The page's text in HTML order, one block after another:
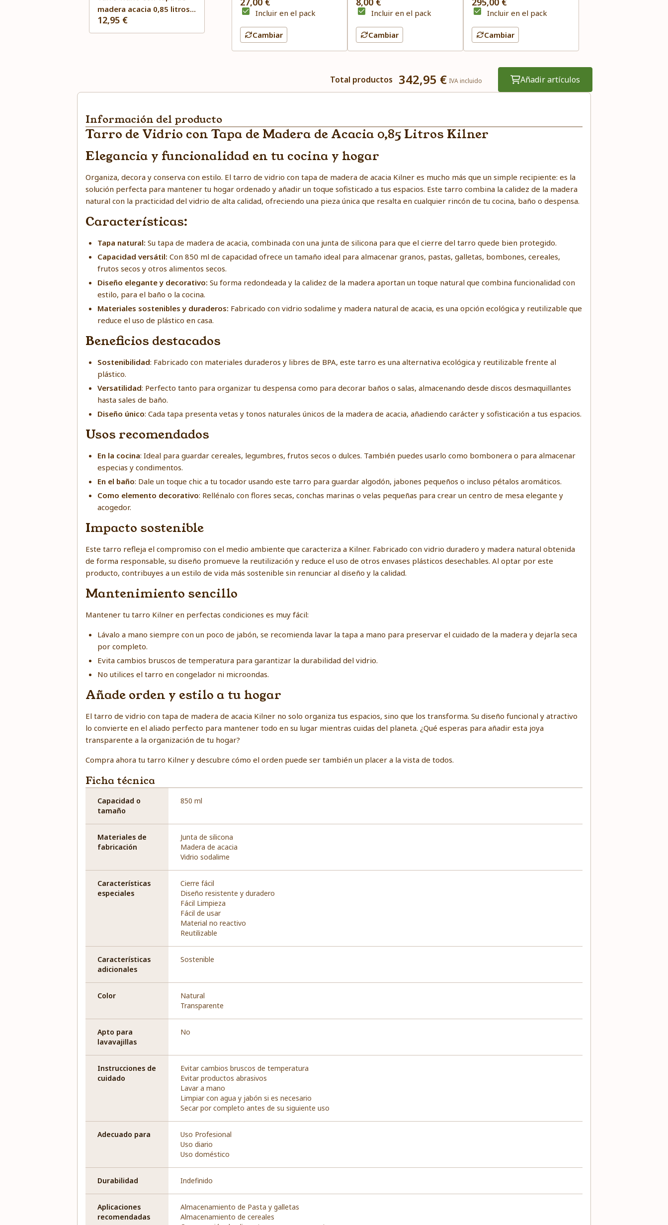
madera acacia 0,85 litros
Kilner
12,95 €
Incluir en el pack
Cambiar
Incluir en el pack
Cambiar
Incluir en el pack
Cambiar
Total productos 342,95 € IVA incluido Añadir artículos
Información del producto
Tarro de Vidrio con Tapa de Madera de Acacia 0,85 Litros Kilner
Elegancia y funcionalidad en tu cocina y hogar
Organiza, decora y conserva con estilo. El tarro de vidrio con tapa de madera de acacia Kilner es mucho más que un simple recipiente: es la
solución perfecta para mantener tu hogar ordenado y añadir un toque sofisticado a tus espacios. Este tarro combina la calidez de la madera
natural con la practicidad del vidrio de alta calidad, ofreciendo una pieza única que resalta en cualquier rincón de tu cocina, baño o despensa.
Características:
Tapa natural:Su tapa de madera de acacia, combinada con una junta de silicona para que el cierre del tarro quede bien protegido.
Capacidad versátil: Con 850 ml de capacidad ofrece un tamaño ideal para almacenar granos, pastas, galletas, bombones, cereales,
frutos secos y otros alimentos secos.
Diseño elegante y decorativo:Su forma redondeada y la calidez de la madera aportan un toque natural que combina funcionalidad con
estilo, para el baño o la cocina.
Materiales sostenibles y duraderos: Fabricado con vidrio sodalime y madera natural de acacia, es una opción ecológica y reutilizable que
reduce el uso de plástico en casa.
Beneficios destacados
Sostenibilidad: Fabricado con materiales duraderos y libres de BPA, este tarro es una alternativa ecológica y reutilizable frente al
plástico.
Versatilidad: Perfecto tanto para organizar tu despensa como para decorar baños o salas, almacenando desde discos desmaquillantes
hasta sales de baño.
Diseño único: Cada tapa presenta vetas y tonos naturales únicos de la madera de acacia, añadiendo carácter y sofisticación a tus espacios.
Usos recomendados
En la cocina: Ideal para guardar cereales, legumbres, frutos secos o dulces. También puedes usarlo como bombonera o para almacenar
especias y condimentos.
En el baño: Dale un toque chic a tu tocador usando este tarro para guardar algodón, jabones pequeños o incluso pétalos aromáticos.
Como elemento decorativo: Rellénalo con flores secas, conchas marinas o velas pequeñas para crear un centro de mesa elegante y
acogedor.
Impacto sostenible
Este tarro refleja el compromiso con el medio ambiente que caracteriza a Kilner. Fabricado con vidrio duradero y madera natural obtenida
de forma responsable, su diseño promueve la reutilización y reduce el uso de otros envases plásticos desechables. Al optar por este
producto, contribuyes a un estilo de vida más sostenible sin renunciar al diseño y la calidad.
Mantenimiento sencillo
Mantener tu tarro Kilner en perfectas condiciones es muy fácil:
Lávalo a mano siempre con un poco de jabón, se recomienda lavar la tapa a mano para preservar el cuidado de la madera y dejarla seca
por completo.
Evita cambios bruscos de temperatura para garantizar la durabilidad del vidrio.
No utilices el tarro en congelador ni microondas.
Añade orden y estilo a tu hogar
El tarro de vidrio con tapa de madera de acacia Kilner no solo organiza tus espacios, sino que los transforma. Su diseño funcional y atractivo
lo convierte en el aliado perfecto para mantener todo en su lugar mientras cuidas del planeta. ¿Qué esperas para añadir esta joya
transparente a la organización de tu hogar?
Compra ahora tu tarro Kilner y descubre cómo el orden puede ser también un placer a la vista de todos.
Ficha técnica
Capacidad o
tamaño
850 ml
Materiales de
fabricación
Junta de silicona
Madera de acacia
Vidrio sodalime
Características
especiales
Cierre fácil
Diseño resistente y duradero
Fácil Limpieza
Fácil de usar
Material no reactivo
Reutilizable
Características
adicionales
Sostenible
Color
Natural
Transparente
Apto para
lavavajillas
No
Instrucciones de
cuidado
Evitar cambios bruscos de temperatura
Evitar productos abrasivos
Lavar a mano
Limpiar con agua y jabón si es necesario
Secar por completo antes de su siguiente uso
Adecuado para
Uso Profesional
Uso diario
Uso doméstico
Durabilidad Indefinido
Aplicaciones
recomendadas
Almacenamiento de Pasta y galletas
Almacenamiento de cereales